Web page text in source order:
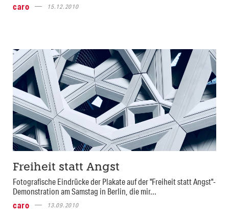
caro
15.12.2010
Freiheit statt Angst
Fotografische Eindrücke der Plakate auf der "Freiheit statt Angst"-
Demonstration am Samstag in Berlin, die mir...
caro
13.09.2010